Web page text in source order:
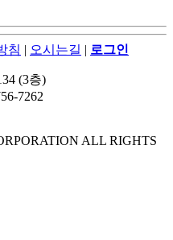
침 | 오시는길 | 로그인
(3층)
7262
ALL RIGHTS